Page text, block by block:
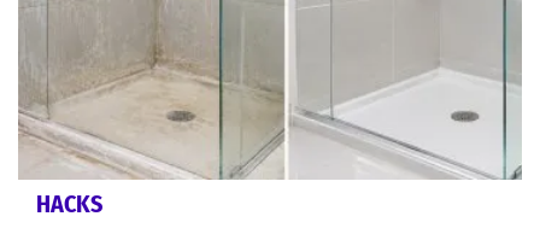
HACKS